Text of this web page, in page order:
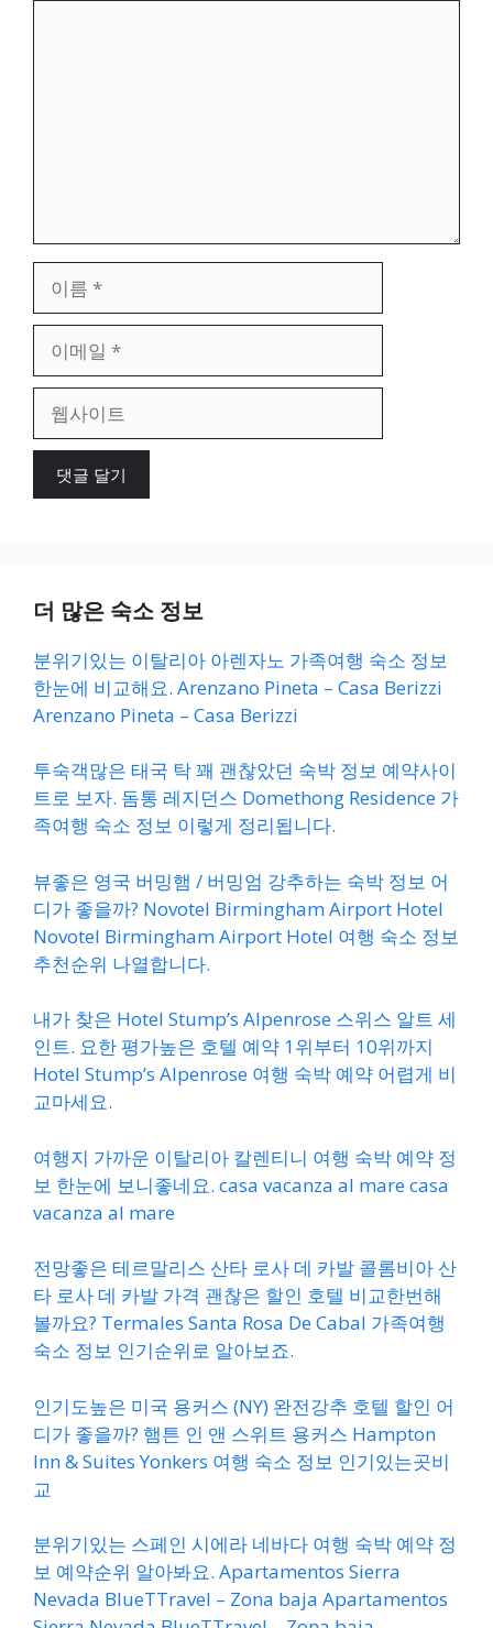
일
이
더 많은 숙소 정보
분위기있는 이탈리아 아렌자노 가족여행 숙소 정보
한눈에 비교해요. Arenzano Pineta – Casa Berizzi
Arenzano Pineta – Casa Berizzi
투숙객많은 태국 탁 꽤 괜찮았던 숙박 정보 예약사이
트로 보자. 돔통 레지던스 Domethong Residence 가
족여행 숙소 정보 이렇게 정리됩니다.
뷰좋은 영국 버밍햄 / 버밍엄 강추하는 숙박 정보 어
디가 좋을까? Novotel Birmingham Airport Hotel
Novotel Birmingham Airport Hotel 여행 숙소 정보
추천순위 나열합니다.
내가 찾은 Hotel Stump’s Alpenrose 스위스 알트 세
인트. 요한 평가높은 호텔 예약 1위부터 10위까지
Hotel Stump’s Alpenrose 여행 숙박 예약 어렵게 비
교마세요.
여행지 가까운 이탈리아 칼렌티니 여행 숙박 예약 정
보 한눈에 보니좋네요. casa vacanza al mare casa
vacanza al mare
전망좋은 테르말리스 산타 로사 데 카발 콜롬비아 산
타 로사 데 카발 가격 괜찮은 할인 호텔 비교한번해
볼까요? Termales Santa Rosa De Cabal 가족여행
숙소 정보 인기순위로 알아보죠.
인기도높은 미국 용커스 (NY) 완전강추 호텔 할인 어
디가 좋을까? 햄튼 인 앤 스위트 용커스 Hampton
Inn & Suites Yonkers 여행 숙소 정보 인기있는곳비
교
분위기있는 스페인 시에라 네바다 여행 숙박 예약 정
보 예약순위 알아봐요. Apartamentos Sierra
Nevada BlueTTravel – Zona baja Apartamentos